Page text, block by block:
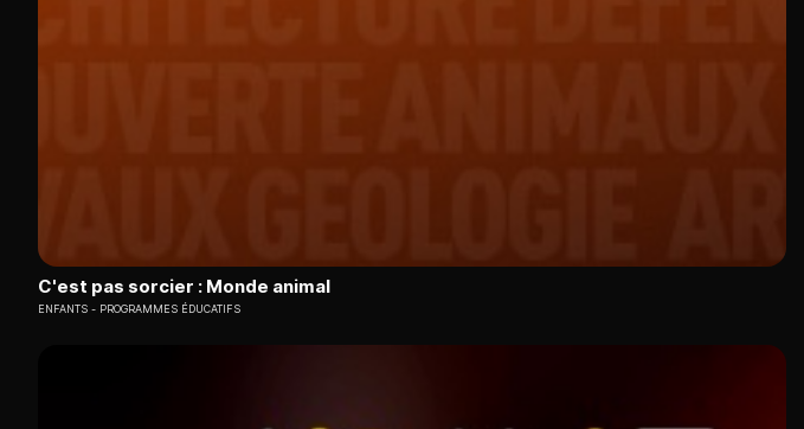
C'est pas sorcier : Monde animal
ENFANTS PROGRAMMES ÉDUCATIFS